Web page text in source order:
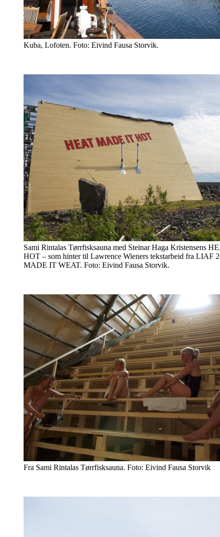
Kuba, Lofoten. Foto: Eivind Fausa Storvik.
Sami Rintalas Tørrfisksauna med Steinar Haga Kristensens
HOT – som hinter til Lawrence Wieners tekstarbeid fra LIAF
MADE IT WEAT. Foto: Eivind Fausa Storvik.
Fra Sami Rintalas Tørrfisksauna. Foto: Eivind Fausa Storvik